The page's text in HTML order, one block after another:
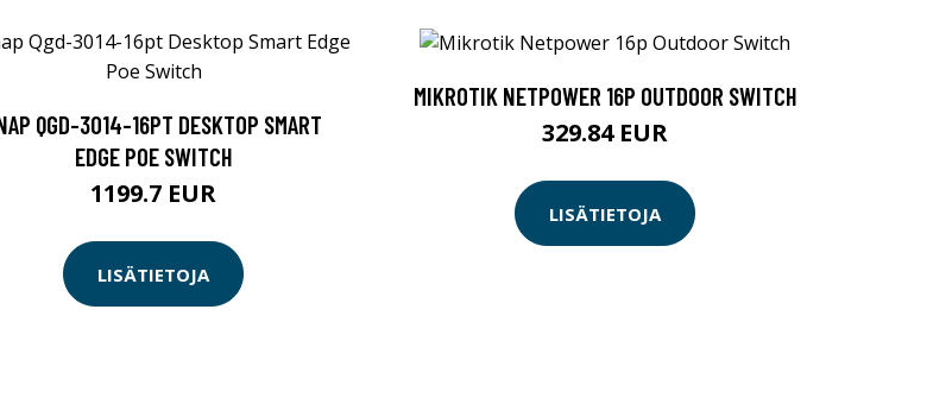
QGD-3014-16PT DESKTOP SMART
EDGE POE SWITCH
1199.7 EUR
LISÄTIETOJA
MIKROTIK NETPOWER 16P OUTDOOR SWITCH
329.84 EUR
LISÄTIETOJA